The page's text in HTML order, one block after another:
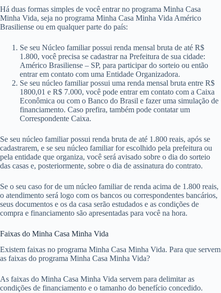
Há duas formas simples de você entrar no programa Minha Casa
Minha Vida, seja no programa Minha Casa Minha Vida Américo
Brasiliense ou em qualquer parte do país:
Se seu Núcleo familiar possui renda mensal bruta de até R$
1.800, você precisa se cadastrar na Prefeitura de sua cidade:
Américo Brasiliense – SP, para participar do sorteio ou então
entrar em contato com uma Entidade Organizadora.
Se seu núcleo familiar possui uma renda mensal bruta entre R$
1800,01 e R$ 7.000, você pode entrar em contato com a Caixa
Econômica ou com o Banco do Brasil e fazer uma simulação de
financiamento. Caso prefira, também pode contatar um
Correspondente Caixa.
Se seu núcleo familiar possui renda bruta de até 1.800 reais, após se
cadastrarem, e se seu núcleo familiar for escolhido pela prefeitura ou
pela entidade que organiza, você será avisado sobre o dia do sorteio
das casas e, posteriormente, sobre o dia de assinatura do contrato.
Se o seu caso for de um núcleo familiar de renda acima de 1.800 reais,
o atendimento será logo com os bancos ou correspondentes bancários,
seus documentos e os da casa serão estudados e as condições de
compra e financiamento são apresentadas para você na hora.
Faixas do Minha Casa Minha Vida
Existem faixas no programa Minha Casa Minha Vida. Para que servem
as faixas do programa Minha Casa Minha Vida?
As faixas do Minha Casa Minha Vida servem para delimitar as
condições de financiamento e o tamanho do benefício concedido.